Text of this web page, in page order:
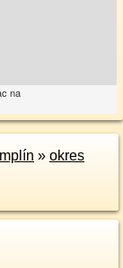
na
» okres